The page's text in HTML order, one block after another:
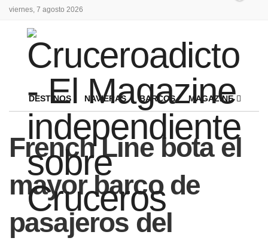
viernes, 7 agosto 2026
DESTINOS NAVIERAS BARCOS MAGAZINE
French Line bota el
mayor barco de
pasajeros del